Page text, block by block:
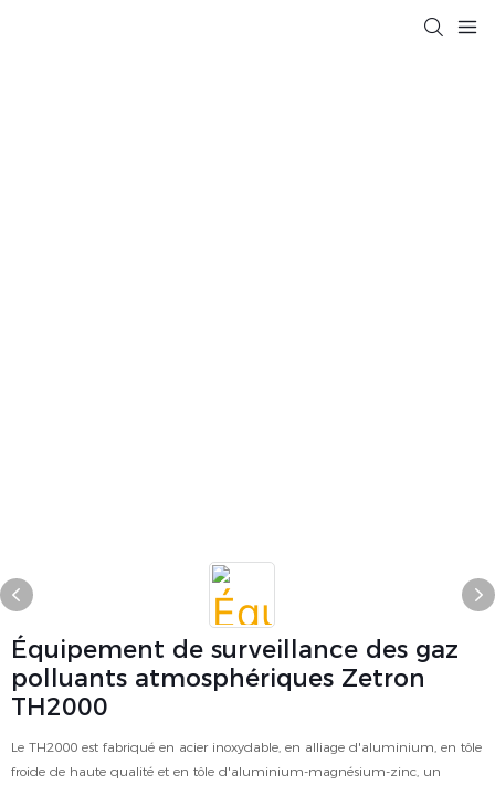
Équipement de surveillance des gaz
polluants atmosphériques Zetron
TH2000
Le TH2000 est fabriqué en acier inoxydable, en alliage d'aluminium, en tôle
froide de haute qualité et en tôle d'aluminium-magnésium-zinc, un